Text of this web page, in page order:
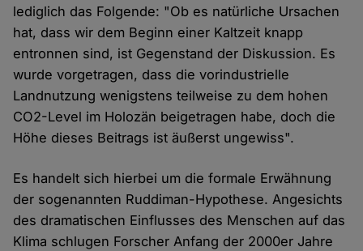
lediglich das Folgende: "Ob es natürliche Ursachen
hat, dass wir dem Beginn einer Kaltzeit knapp
entronnen sind, ist Gegenstand der Diskussion. Es
wurde vorgetragen, dass die vorindustrielle
Landnutzung wenigstens teilweise zu dem hohen
CO2-Level im Holozän beigetragen habe, doch die
Höhe dieses Beitrags ist äußerst ungewiss".
Es handelt sich hierbei um die formale Erwähnung
der sogenannten Ruddiman-Hypothese. Angesichts
des dramatischen Einflusses des Menschen auf das
Klima schlugen Forscher Anfang der 2000er Jahre